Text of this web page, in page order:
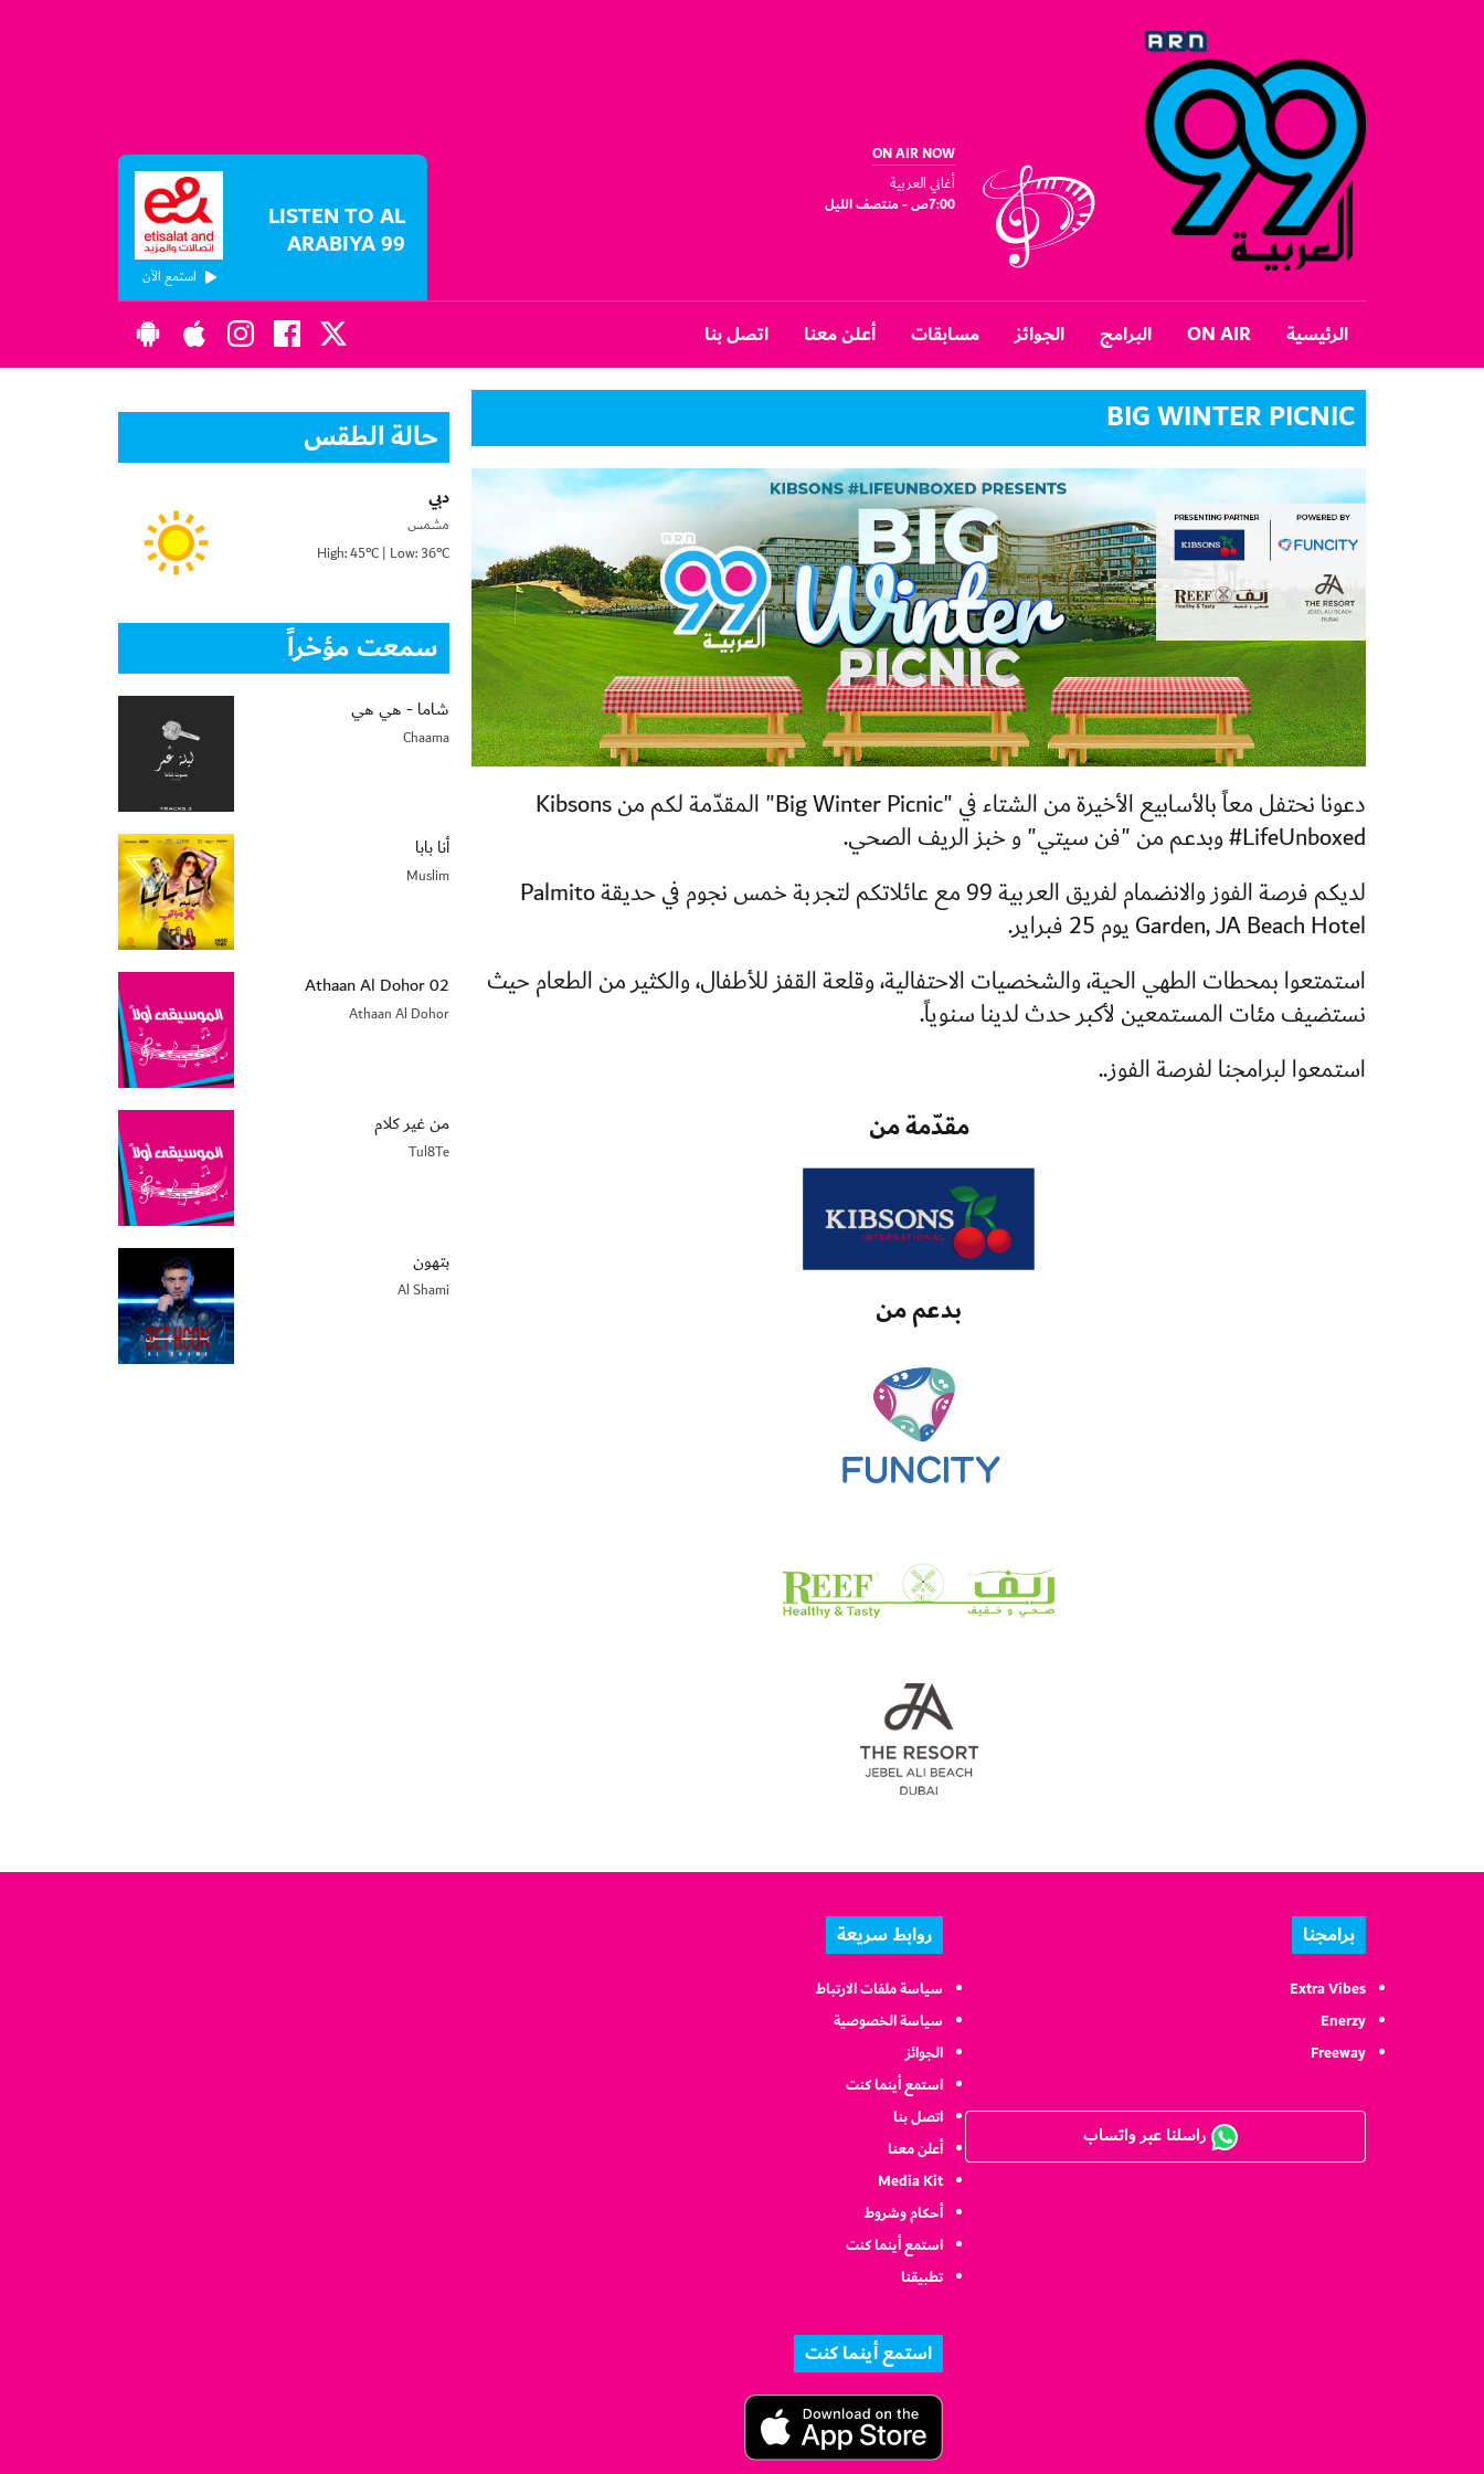
ON AIR NOW
أغاني العربية
7:00ص - منتصف الليل LISTEN TO AL
ARABIYA 99
استمع الآن
الرئيسية ON AIR البرامج الجوائز مسابقات أعلن معنا اتصل بنا
BIG WINTER PICNIC
دعونا نحتفل معاً بالأسابيع الأخيرة من الشتاء في "Big Winter Picnic" المقدّمة لكم من Kibsons
#LifeUnboxed وبدعم من "فن سيتي" و خبز الريف الصحي.
لديكم فرصة الفوز والانضمام لفريق العربية 99 مع عائلاتكم لتجربة خمس نجوم في حديقة Palmito
Garden, JA Beach Hotel يوم 25 فبراير.
استمتعوا بمحطات الطهي الحية، والشخصيات الاحتفالية، وقلعة القفز للأطفال، والكثير من الطعام حيث
نستضيف مئات المستمعين لأكبر حدث لدينا سنوياً.
استمعوا لبرامجنا لفرصة الفوز..
مقدّمة من
بدعم من
حالة الطقس
دبي
مشمس
High: 45°C | Low: 36°C
سمعت مؤخراً
شاما - هي هي
Chaama
أنا بابا
Muslim
02 Athaan Al Dohor
Athaan Al Dohor
من غير كلام
Tul8Te
بتهون
Al Shami
برامجنا
Extra Vibes
Enerzy
Freeway
راسلنا عبر واتساب
روابط سريعة
سياسة ملفات الارتباط
سياسة الخصوصية
الجوائز
استمع أينما كنت
اتصل بنا
أعلن معنا
Media Kit
أحكام وشروط
استمع أينما كنت
تطبيقنا
استمع أينما كنت